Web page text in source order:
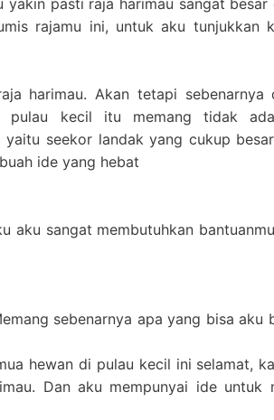
pasti raja harimau sangat besar
rajamu ini, untuk aku tunjukkan
harimau. Akan tetapi sebenarnya
pulau kecil itu memang tidak
seekor landak yang cukup
ide yang hebat
aku sangat membutuhkan
sebenarnya apa yang bisa aku
hewan di pulau kecil ini selamat,
Dan aku mempunyai ide untuk